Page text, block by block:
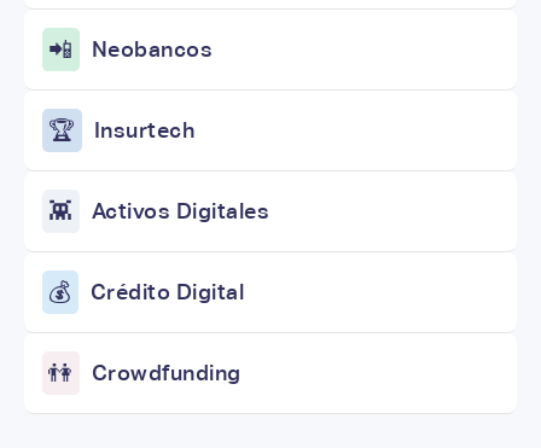
📲 Neobancos
🏆 Insurtech
👾 Activos Digitales
💰 Crédito Digital
👫 Crowdfunding